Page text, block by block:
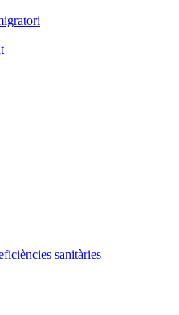
sanitàries